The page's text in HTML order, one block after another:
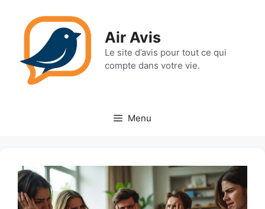
contenu
Air Avis
Le site d’avis pour tout ce qui
compte dans votre vie.
Menu